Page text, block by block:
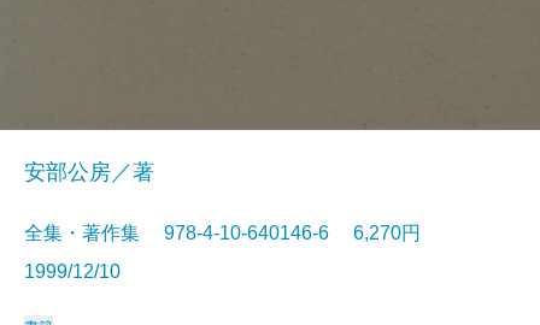
安部公房／著
全集・著作集 978-4-10-640146-6 6,270円
1999/12/10